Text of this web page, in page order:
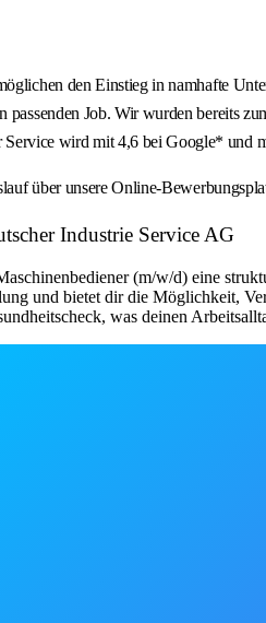
den Einstieg in namhafte
passenden Job. Wir wurden bereits
wird mit 4,6 bei Google* und
über unsere Online-
Industrie Service AG
(m/w/d) eine
und bietet dir die Möglichkeit,
was deinen